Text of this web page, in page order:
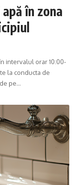
în zona
intervalul orar 10:00-
la conducta de
pe…